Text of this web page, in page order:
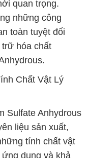
quan trọng.
những công
toàn tuyệt đối
hóa chất
Chất Vật Lý
Sulfate Anhydrous
liệu sản xuất,
tính chất vật
dụng và khả